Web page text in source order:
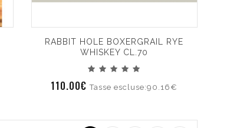
RABBIT HOLE BOXERGRAIL RYE
WHISKEY CL.70
110.00€Tasse escluse:90.16€